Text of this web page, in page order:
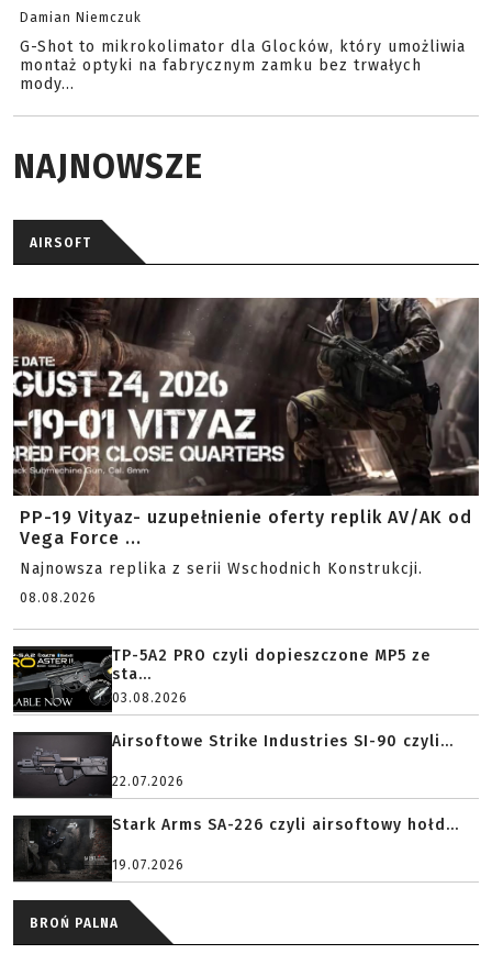
Damian Niemczuk
G-Shot to mikrokolimator dla Glocków, który umożliwia
montaż optyki na fabrycznym zamku bez trwałych
mody...
NAJNOWSZE
AIRSOFT
PP-19 Vityaz- uzupełnienie oferty replik AV/AK od
Vega Force ...
Najnowsza replika z serii Wschodnich Konstrukcji.
08.08.2026
TP-5A2 PRO czyli dopieszczone MP5 ze
sta...
03.08.2026
Airsoftowe Strike Industries SI-90 czyli...
22.07.2026
Stark Arms SA-226 czyli airsoftowy hołd...
19.07.2026
BROŃ PALNA